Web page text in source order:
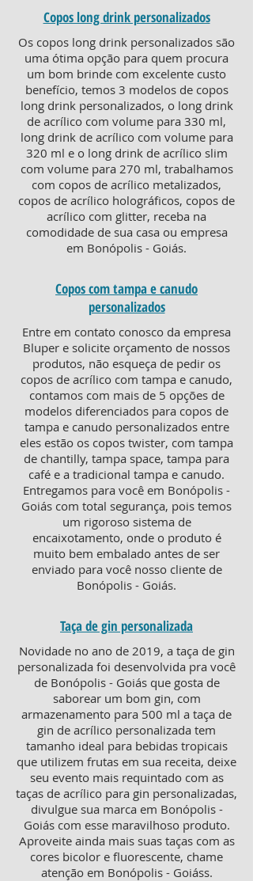
Copos long drink personalizados
Os copos long drink personalizados são
uma ótima opção para quem procura
um bom brinde com excelente custo
benefício, temos 3 modelos de copos
long drink personalizados, o long drink
de acrílico com volume para 330 ml,
long drink de acrílico com volume para
320 ml e o long drink de acrílico slim
com volume para 270 ml, trabalhamos
com copos de acrílico metalizados,
copos de acrílico holográficos, copos de
acrílico com glitter, receba na
comodidade de sua casa ou empresa
em Bonópolis - Goiás.
Copos com tampa e canudo
personalizados
Entre em contato conosco da empresa
Bluper e solicite orçamento de nossos
produtos, não esqueça de pedir os
copos de acrílico com tampa e canudo,
contamos com mais de 5 opções de
modelos diferenciados para copos de
tampa e canudo personalizados entre
eles estão os copos twister, com tampa
de chantilly, tampa space, tampa para
café e a tradicional tampa e canudo.
Entregamos para você em Bonópolis -
Goiás com total segurança, pois temos
um rigoroso sistema de
encaixotamento, onde o produto é
muito bem embalado antes de ser
enviado para você nosso cliente de
Bonópolis - Goiás.
Taça de gin personalizada
Novidade no ano de 2019, a taça de gin
personalizada foi desenvolvida pra você
de Bonópolis - Goiás que gosta de
saborear um bom gin, com
armazenamento para 500 ml a taça de
gin de acrílico personalizada tem
tamanho ideal para bebidas tropicais
que utilizem frutas em sua receita, deixe
seu evento mais requintado com as
taças de acrílico para gin personalizadas,
divulgue sua marca em Bonópolis -
Goiás com esse maravilhoso produto.
Aproveite ainda mais suas taças com as
cores bicolor e fluorescente, chame
atenção em Bonópolis - Goiáss.